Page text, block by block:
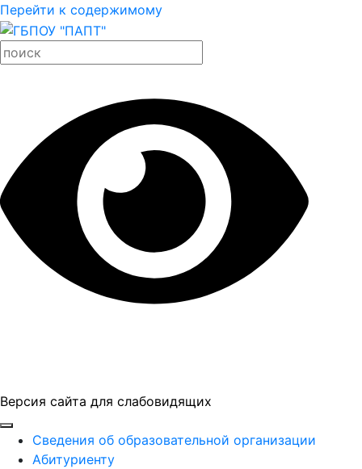
Перейти к содержимому
Версия сайта для слабовидящих
ГБПОУ "ПАПТ"
Сведения об образовательной организации
Абитуриенту